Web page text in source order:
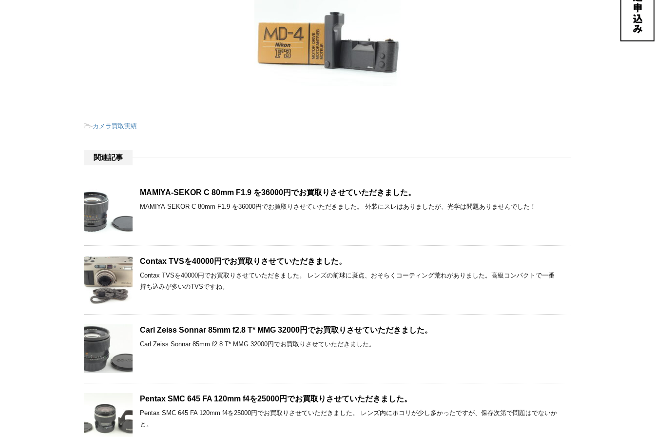
-カメラ買取実績
関連記事
MAMIYA-SEKOR C 80mm F1.9 を36000円でお買取りさせていただきました。
MAMIYA-SEKOR C 80mm F1.9 を36000円でお買取りさせていただきました。 外装にスレはありましたが、光学は問題ありませんでした！
Contax TVSを40000円でお買取りさせていただきました。
Contax TVSを40000円でお買取りさせていただきました。 レンズの前球に斑点、おそらくコーティング荒れがありました。高級コンパクトで一番
持ち込みが多いのTVSですね。
Carl Zeiss Sonnar 85mm f2.8 T* MMG 32000円でお買取りさせていただきました。
Carl Zeiss Sonnar 85mm f2.8 T* MMG 32000円でお買取りさせていただきました。
Pentax SMC 645 FA 120mm f4を25000円でお買取りさせていただきました。
Pentax SMC 645 FA 120mm f4を25000円でお買取りさせていただきました。 レンズ内にホコリが少し多かったですが、保存次第で問題はでないか
と。